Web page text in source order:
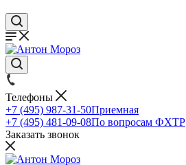
Телефоны
+7 (495) 987-31-50Приемная
+7 (495) 481-09-08По вопросам ФХТР
Заказать звонок